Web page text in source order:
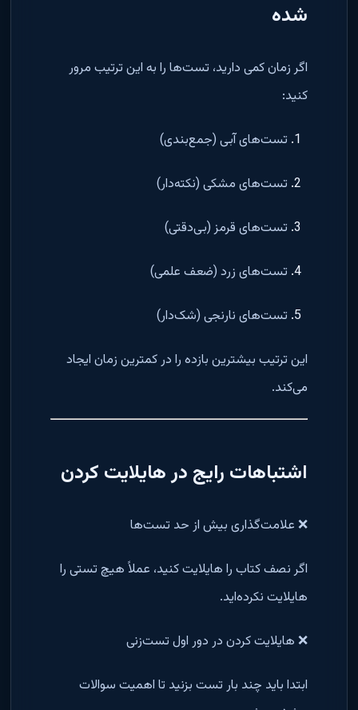
شده
اگر زمان کمی دارید، تست‌ها را به این ترتیب مرور
کنید:
تست‌های آبی (جمع‌بندی)
تست‌های مشکی (نکته‌دار)
تست‌های قرمز (بی‌دقتی)
تست‌های زرد (ضعف علمی)
تست‌های نارنجی (شک‌دار)
این ترتیب بیشترین بازده را در کمترین زمان ایجاد
می‌کند.
اشتباهات رایج در هایلایت کردن
❌ علامت‌گذاری بیش از حد تست‌ها
اگر نصف کتاب را هایلایت کنید، عملاً هیچ تستی را
هایلایت نکرده‌اید.
❌ هایلایت کردن در دور اول تست‌زنی
ابتدا باید چند بار تست بزنید تا اهمیت سوالات